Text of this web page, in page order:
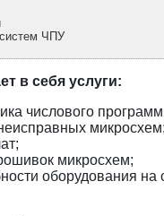
ЧПУ
в себя услуги:
числового
микросхем;
микросхем;
оборудования на